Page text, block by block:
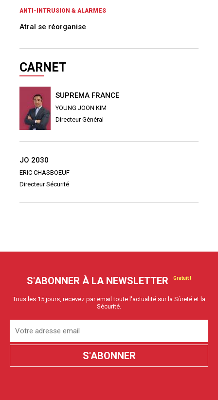
ANTI-INTRUSION & ALARMES
Atral se réorganise
CARNET
SUPREMA FRANCE
YOUNG JOON KIM
Directeur Général
JO 2030
ERIC CHASBOEUF
Directeur Sécurité
S'ABONNER À LA NEWSLETTER
Tous les 15 jours, recevez par email toute l'actualité sur la Sûreté et la
Sécurité.